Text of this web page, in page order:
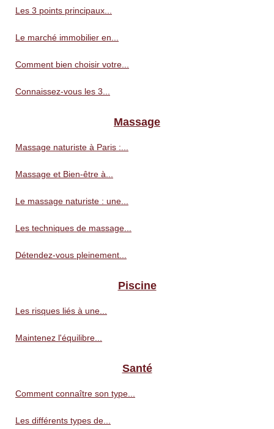
Les 3 points principaux...
Le marché immobilier en...
Comment bien choisir votre...
Connaissez-vous les 3...
Massage
Massage naturiste à Paris :...
Massage et Bien-être à...
Le massage naturiste : une...
Les techniques de massage...
Détendez-vous pleinement...
Piscine
Les risques liés à une...
Maintenez l'équilibre...
Santé
Comment connaître son type...
Les différents types de...